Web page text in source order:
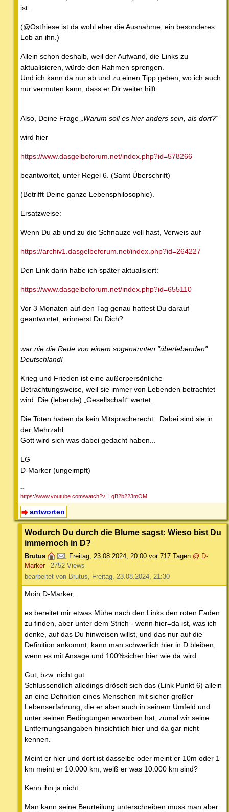
ist.
(@Ostfriese ist da wohl eher die Ausnahme, ein besonderes
Lob an ihn.)
Allein schon deshalb, weil der Aufwand, die Links zu
aktualisieren, würde den Rahmen sprengen.
Und ich kann da nur ab und zu einen Tipp geben, wo ich auch
nur vermuten kann, dass er Dir weiter hilft.
Also, Deine Frage „Warum soll es hier anders sein, als dort?“
wird hier
https://www.dasgelbeforum.net/index.php?id=578266
beantwortet, unter Regel 6. (Samt Überschrift)
(Betrifft Deine ganze Lebensphilosophie).
Ersatzweise:
Wenn Du ab und zu die Schnauze voll hast, Verweis auf
https://archiv1.dasgelbeforum.net/index.php?id=264227
Den Link darin habe ich später aktualisiert:
https://www.dasgelbeforum.net/index.php?id=655110
Vor 3 Monaten auf den Tag genau hattest Du darauf
geantwortet, erinnerst Du Dich?
war nie die Rede von einem sogenannten "überlebenden"
Deutschland!
Krieg und Frieden ist eine außerpersönliche
Betrachtungsweise, weil sie immer von Lebenden betrachtet
wird. Die (lebende) „Gesellschaft“ wertet.
Die Toten haben da kein Mitspracherecht...Dabei sind sie in
der Mehrzahl.
Gott wird sich was dabei gedacht haben...
LG
D-Marker (ungeimpft)
--
https://www.youtube.com/watch?v=LqB2b223mOM
antworten
Wodurch Du durch die Blume sagst: Wieso bist Du
immernoch in D?
Brutus , Freitag, 23.08.2024, 20:00 vor 717 Tagen @ D-
Marker
2752 Views
bearbeitet von Brutus, Freitag, 23.08.2024, 21:30
Moin D-Marker,
es bereitet mir etwas Mühe nach den Links den roten Faden
zu finden, aber unter dem Strich - wenn hier=da ist, was ich
denke, auf das Du hinweisen willst, und das nur auf die
Definition ankommt, kann man schwerlich hier in D bleiben,
wenn es mit Ansage und 100%sicher hier wie da wird.
Gut, bzw. nicht gut.
Schlussendlich alledings dröselt sich das (Link Punkt 6) allein
an eine Definition eines Menschen mit sicher großer
Lebenserfahrung, die er aber auch in seinem Umfeld und
unter seinen Bedingungen erworben hat, zumal wir seine
Entfernungsangaben hinsichtlich hier und da gar nicht
kennen.
Meint er hier und dort ist dasselbe oder meint er 10m oder 1
km meint er 10.000 km, weiß er was 10.000 km sind?
Kenn ihn ja nicht.
Man kann seine Beurteilung unterschreiben muss man aber